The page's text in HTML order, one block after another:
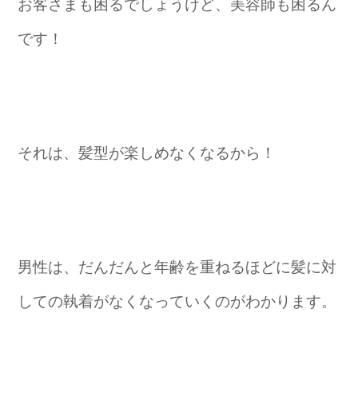
お客さまも困るでしょうけど、美容師も困るん
です！
それは、髪型が楽しめなくなるから！
男性は、だんだんと年齢を重ねるほどに髪に対
しての執着がなくなっていくのがわかります。